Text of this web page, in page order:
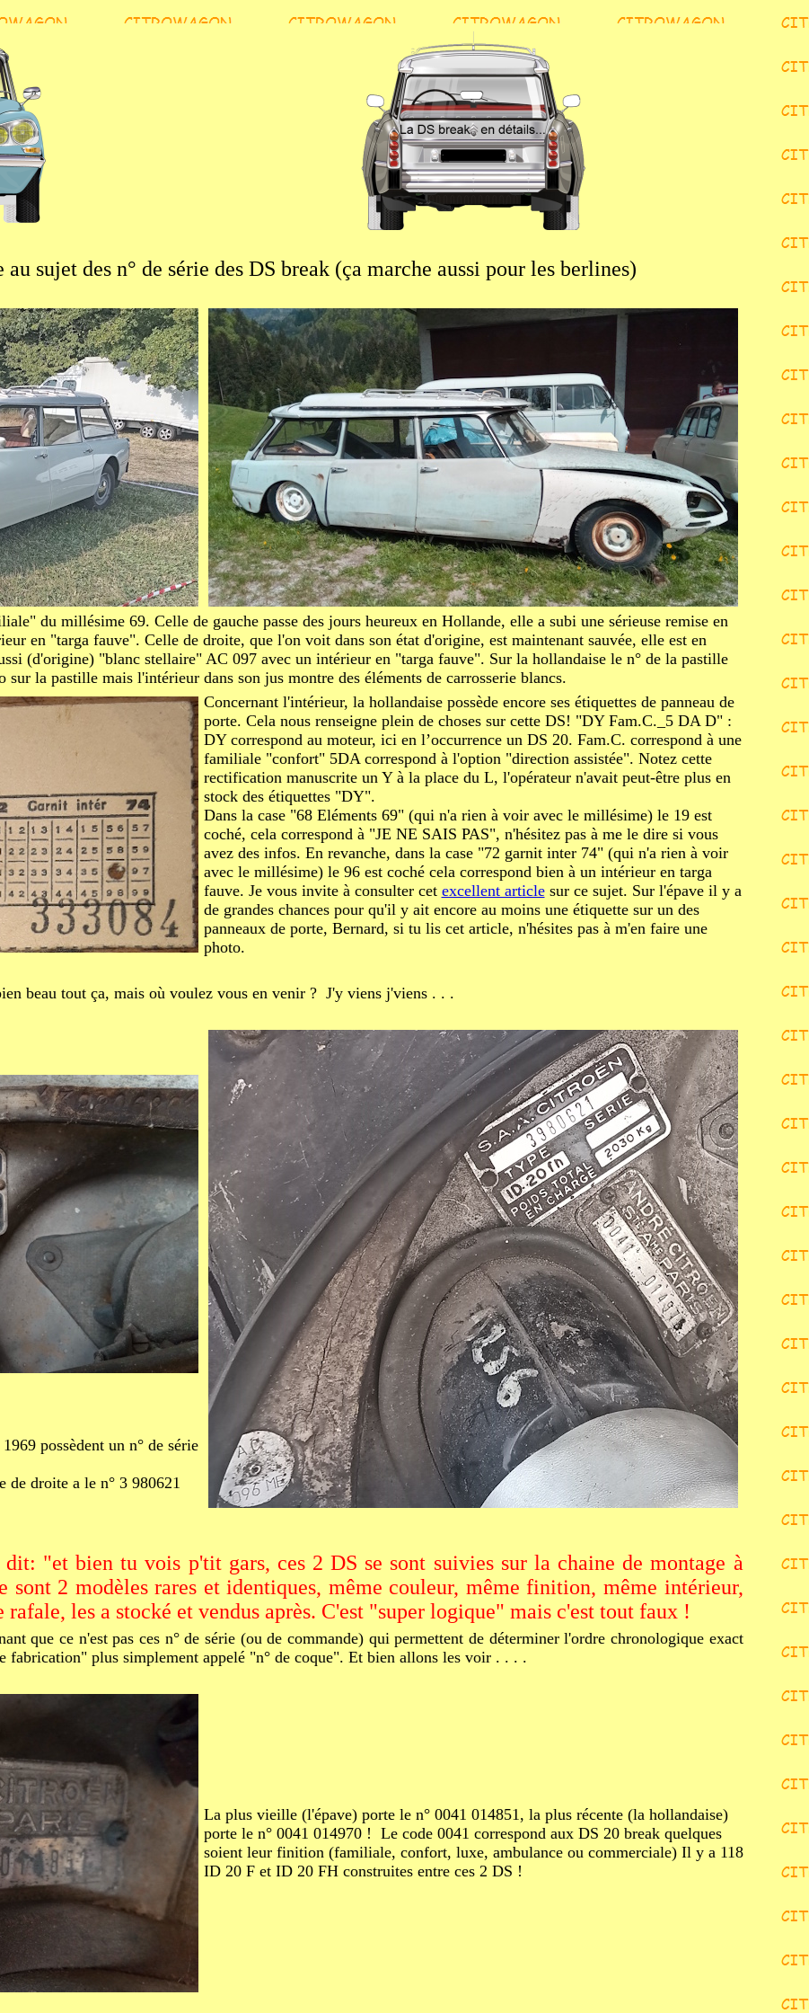
sujet des n° de série des DS break (ça marche aussi pour les berlines)
du millésime 69. Celle de gauche passe des jours heureux en Hollande, elle a subi une sérieuse remise en
en "targa fauve". Celle de droite, que l'on voit dans son état d'origine, est maintenant sauvée, elle est en
(d'origine) "blanc stellaire" AC 097 avec un intérieur en "targa fauve". Sur la hollandaise le n° de la pastille
la pastille mais l'intérieur dans son jus montre des éléments de carrosserie blancs.
Concernant l'intérieur, la hollandaise possède encore ses étiquettes de panneau de
porte. Cela nous renseigne plein de choses sur cette DS! "DY Fam.C._5 DA D" :
DY correspond au moteur, ici en l’occurrence un DS 20. Fam.C. correspond à une
familiale "confort" 5DA correspond à l'option "direction assistée". Notez cette
rectification manuscrite un Y à la place du L, l'opérateur n'avait peut-être plus en
stock des étiquettes "DY".
Dans la case "68 Eléments 69" (qui n'a rien à voir avec le millésime) le 19 est
coché, cela correspond à "JE NE SAIS PAS", n'hésitez pas à me le dire si vous
avez des infos. En revanche, dans la case "72 garnit inter 74" (qui n'a rien à voir
avec le millésime) le 96 est coché cela correspond bien à un intérieur en targa
fauve. Je vous invite à consulter cet excellent articlesur ce sujet. Sur l'épave il y a
de grandes chances pour qu'il y ait encore au moins une étiquette sur un des
panneaux de porte, Bernard, si tu lis cet article, n'hésites pas à m'en faire une
photo.
beau tout ça, mais où voulez vous en venir ? J'y viens j'viens . . .
possèdent un n° de série
de droite a le n° 3 980621
"et bien tu vois p'tit gars, ces 2 DS se sont suivies sur la chaine de montage à
2 modèles rares et identiques, même couleur, même finition, même intérieur,
les a stocké et vendus après. C'est "super logique" mais c'est tout faux !
que ce n'est pas ces n° de série (ou de commande) qui permettent de déterminer l'ordre chronologique exact
fabrication" plus simplement appelé "n° de coque". Et bien allons les voir . . . .
La plus vieille (l'épave) porte le n° 0041 014851, la plus récente (la hollandaise)
porte le n° 0041 014970 ! Le code 0041 correspond aux DS 20 break quelques
soient leur finition (familiale, confort, luxe, ambulance ou commerciale) Il y a 118
ID 20 F et ID 20 FH construites entre ces 2 DS !